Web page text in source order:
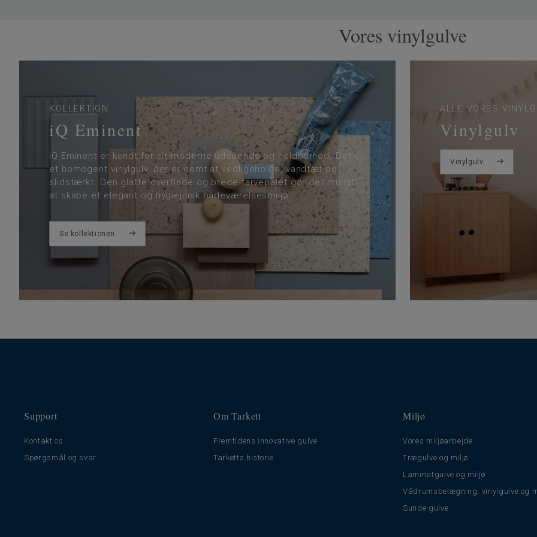
Vores vinylgulve
KOLLEKTION
iQ Eminent
iQ Eminent er kendt for sit moderne udseende og holdbarhed. Det er
et homogent vinylgulv, der er nemt at vedligeholde, vandtæt og
slidstærkt. Den glatte overflade og brede farvepalet gør det muligt
at skabe et elegant og hygiejnisk badeværelsesmiljø.
Se kollektionen
ALLE VORES
Vinylgulv
Vinylgulv
Support
Kontakt os
Spørgsmål og svar
Om Tarkett
Fremtidens innovative gulve
Tarketts historie
Miljø
Vores miljøarbejde
Trægulve og miljø
Laminatgulve og miljø
Vådrumsbelægning, vinylgulve og
Sunde gulve